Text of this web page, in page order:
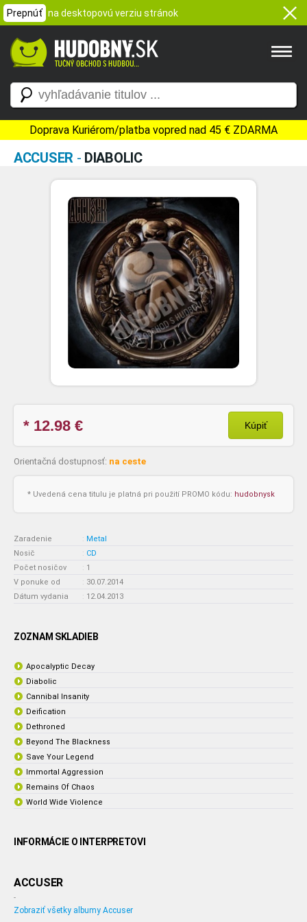
Prepnúť na desktopovú verziu stránok
Doprava Kuriérom/platba vopred nad 45 € ZDARMA
ACCUSER- DIABOLIC
* 12.98 € Kúpiť
Orientačná dostupnosť: na ceste
* Uvedená cena titulu je platná pri použití PROMO kódu: hudobnysk
Zaradenie : Metal
Nosič
: CD
Počet nosičov
: 1
V ponuke od
: 30.07.2014
Dátum vydania
: 12.04.2013
ZOZNAM SKLADIEB
Apocalyptic Decay
Diabolic
Cannibal Insanity
Deification
Dethroned
Beyond The Blackness
Save Your Legend
Immortal Aggression
Remains Of Chaos
World Wide Violence
INFORMÁCIE O INTERPRETOVI
ACCUSER
-
Zobraziť všetky albumy Accuser